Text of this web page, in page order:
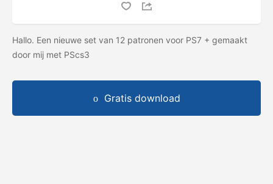
Hallo. Een nieuwe set van 12 patronen voor PS7 + gemaakt
door mij met PScs3
Gratis download